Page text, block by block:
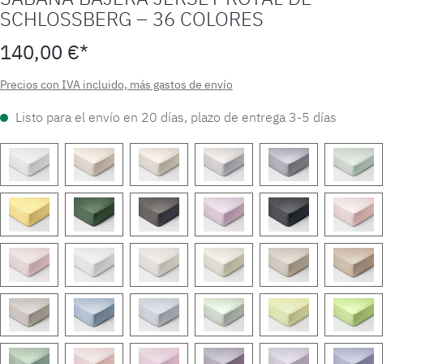
SCHLOSSBERG – 36 COLORES
140,00 €*
Precios con IVA incluido, más gastos de envío
Listo para el envío en 20 días, plazo de entrega 3-5 días